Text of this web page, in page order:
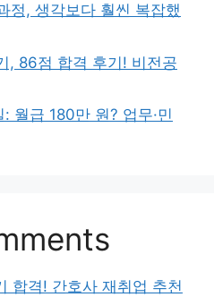
정, 생각보다 훨씬 복잡했
, 86점 합격 후기! 비전공
월급 180만 원? 업무·민
합격! 간호사 재취업 추천